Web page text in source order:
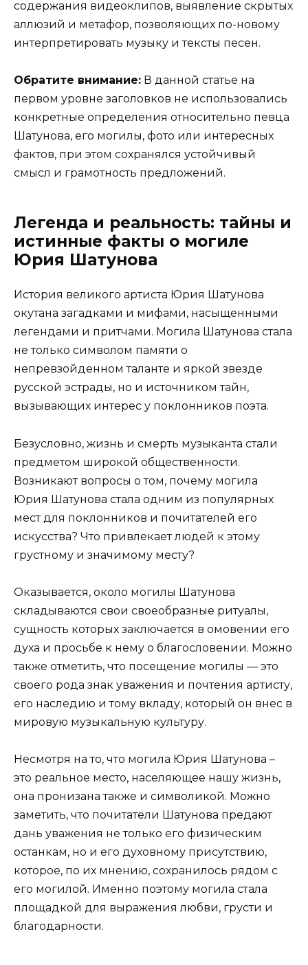
содержания видеоклипов, выявление скрытых
аллюзий и метафор, позволяющих по-новому
интерпретировать музыку и тексты песен.
Обратите внимание: В данной статье на
первом уровне заголовков не использовались
конкретные определения относительно певца
Шатунова, его могилы, фото или интересных
фактов, при этом сохранялся устойчивый
смысл и грамотность предложений.
Легенда и реальность: тайны и
истинные факты о могиле
Юрия Шатунова
История великого артиста Юрия Шатунова
окутана загадками и мифами, насыщенными
легендами и притчами. Могила Шатунова стала
не только символом памяти о
непревзойденном таланте и яркой звезде
русской эстрады, но и источником тайн,
вызывающих интерес у поклонников поэта.
Безусловно, жизнь и смерть музыканта стали
предметом широкой общественности.
Возникают вопросы о том, почему могила
Юрия Шатунова стала одним из популярных
мест для поклонников и почитателей его
искусства? Что привлекает людей к этому
грустному и значимому месту?
Оказывается, около могилы Шатунова
складываются свои своеобразные ритуалы,
сущность которых заключается в омовении его
духа и просьбе к нему о благословении. Можно
также отметить, что посещение могилы — это
своего рода знак уважения и почтения артисту,
его наследию и тому вкладу, который он внес в
мировую музыкальную культуру.
Несмотря на то, что могила Юрия Шатунова –
это реальное место, населяющее нашу жизнь,
она пронизана также и символикой. Можно
заметить, что почитатели Шатунова предают
дань уважения не только его физическим
останкам, но и его духовному присутствию,
которое, по их мнению, сохранилось рядом с
его могилой. Именно поэтому могила стала
площадкой для выражения любви, грусти и
благодарности.